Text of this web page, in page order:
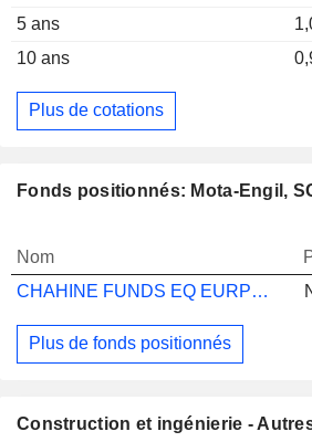
5 ans
10 ans
Plus de cotations
Fonds positionnés: Mota-Engil,
Nom
CHAHINE FUNDS EQ EURP SMLR COMS EUR ACC
Plus de fonds positionnés
Construction et ingénierie -